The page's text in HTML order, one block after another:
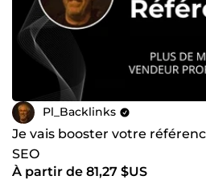
Pl_Backlinks
Je vais booster votre
SEO
À partir de 81,27 $US